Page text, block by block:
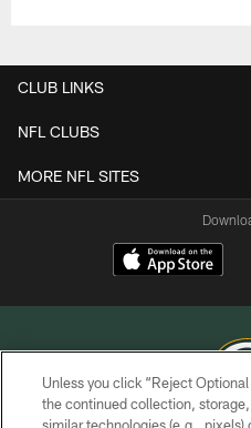
CLUB LINKS
NFL CLUBS
MORE NFL SITES
Unless you click “Reject
the continued collection,